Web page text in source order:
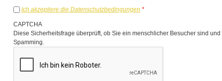
Ich akzeptiere die Datenschutzbedingungen *
CAPTCHA
Diese Sicherheitsfrage überprüft, ob Sie ein menschlicher Besucher sind
Spamming.